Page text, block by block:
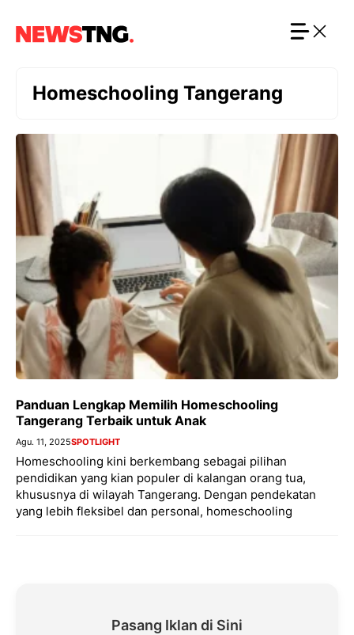
Homeschooling Tangerang
Panduan Lengkap Memilih Homeschooling
Tangerang Terbaik untuk Anak
Agu. 11, 2025SPOTLIGHT
Homeschooling kini berkembang sebagai pilihan
pendidikan yang kian populer di kalangan orang tua,
khususnya di wilayah Tangerang. Dengan pendekatan
yang lebih fleksibel dan personal, homeschooling
Pasang Iklan di Sini